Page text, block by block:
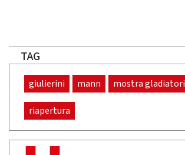
TAG
giulierini mann mostra gladiatori
riapertura